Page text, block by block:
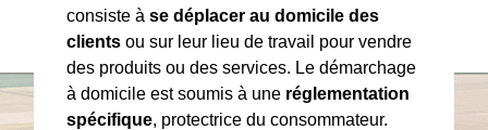
consiste àse déplacer au domicile des
clients ou sur leur lieu de travail pour vendre
des produits ou des services. Le démarchage
à domicile est soumis à une réglementation
spécifique, protectrice du consommateur.